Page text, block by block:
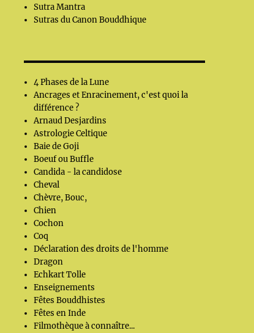
Sutra Mantra
Sutras du Canon Bouddhique
4 Phases de la Lune
Ancrages et Enracinement, c'est quoi la
différence ?
Arnaud Desjardins
Astrologie Celtique
Baie de Goji
Boeuf ou Buffle
Candida - la candidose
Cheval
Chèvre, Bouc,
Chien
Cochon
Coq
Déclaration des droits de l'homme
Dragon
Echkart Tolle
Enseignements
Fêtes Bouddhistes
Fêtes en Inde
Filmothèque à connaître...